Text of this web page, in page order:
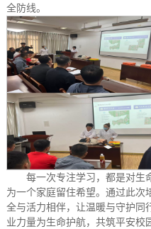
全防线。
每一次专注学习，都是对生
为一个家庭留住希望。通过此次
全与活力相伴，让温暖与守护同
业力量为生命护航，共筑平安校